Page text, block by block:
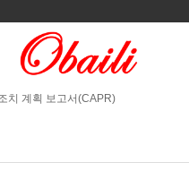
치 계획 보고서(CAPR)